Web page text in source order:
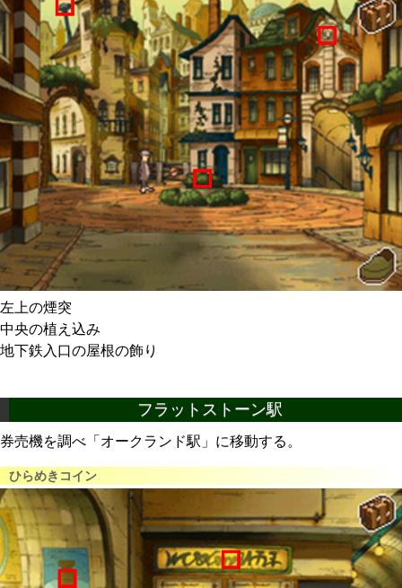
左上の煙突
中央の植え込み
地下鉄入口の屋根の飾り
フラットストーン駅
券売機を調べ「オークランド駅」に移動する。
ひらめきコイン